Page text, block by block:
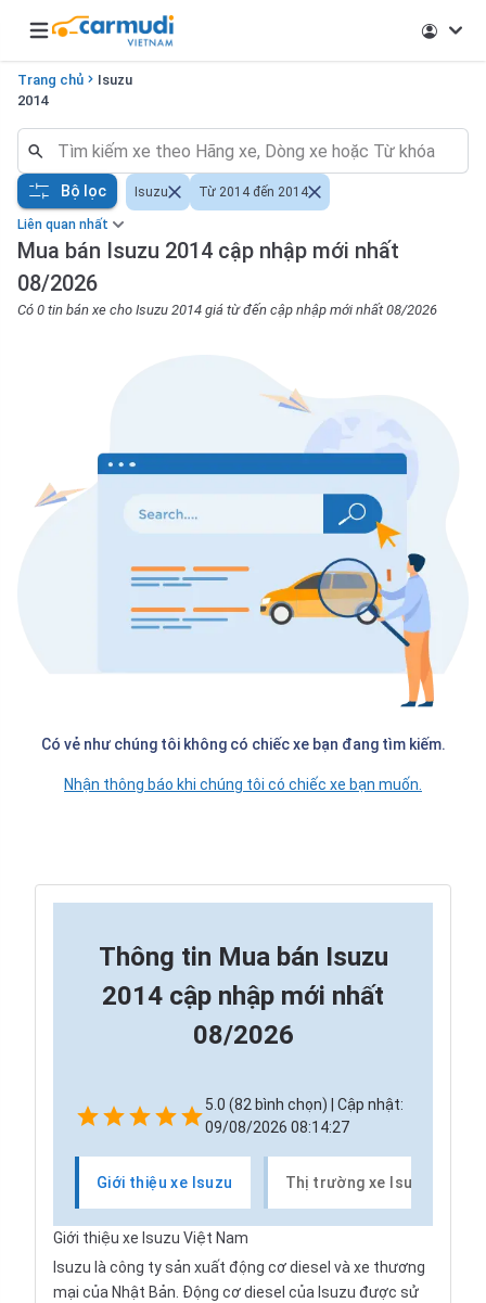
Open main menu
Trang chủ
Isuzu
2014
Liên quan nhất
Mua bán Isuzu 2014 cập nhập mới nhất
08/2026
Có 0 tin bán xe cho Isuzu 2014 giá từ đến cập nhập mới nhất 08/2026
Bộ lọc Isuzu Từ 2014 đến 2014
Có vẻ như chúng tôi không có chiếc xe bạn đang tìm kiếm.
Nhận thông báo khi chúng tôi có chiếc xe bạn muốn.
Thông tin Mua bán Isuzu
2014 cập nhập mới nhất
08/2026
5.0 (82 bình chọn) | Cập nhật:
09/08/2026 08:14:27
Giới thiệu xe Isuzu Thị trường xe Isuzu
Giới thiệu xe Isuzu Việt Nam
Isuzu là công ty sản xuất động cơ diesel và xe thương
mại của Nhật Bản. Động cơ diesel của Isuzu được sử